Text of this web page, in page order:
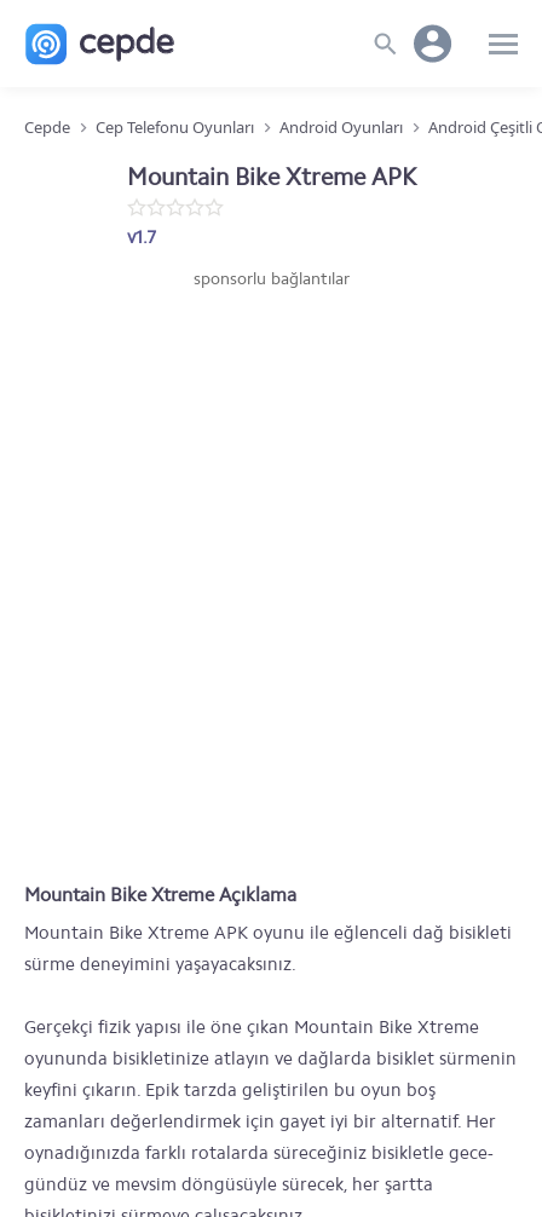
Cepde Cep Telefonu Oyunları Android Oyunları Android Çeşitli
Mountain Bike Xtreme APK
v1.7
sponsorlu bağlantılar
Mountain Bike Xtreme Açıklama
Mountain Bike Xtreme APK oyunu ile eğlenceli dağ bisikleti
sürme deneyimini yaşayacaksınız.
Gerçekçi fizik yapısı ile öne çıkan Mountain Bike Xtreme
oyununda bisikletinize atlayın ve dağlarda bisiklet sürmenin
keyfini çıkarın. Epik tarzda geliştirilen bu oyun boş
zamanları değerlendirmek için gayet iyi bir alternatif. Her
oynadığınızda farklı rotalarda süreceğiniz bisikletle gece-
gündüz ve mevsim döngüsüyle sürecek, her şartta